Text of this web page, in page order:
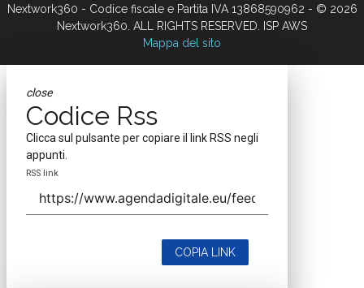
Nextwork360 - Codice fiscale e Partita IVA 13868590962 - © 2026
Nextwork360. ALL RIGHTS RESERVED. ISP AWS
Mappa del sito
close
Codice Rss
Clicca sul pulsante per copiare il link RSS negli
appunti.
RSS link
COPIA LINK